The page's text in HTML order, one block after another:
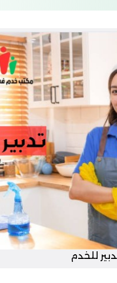
للخدم